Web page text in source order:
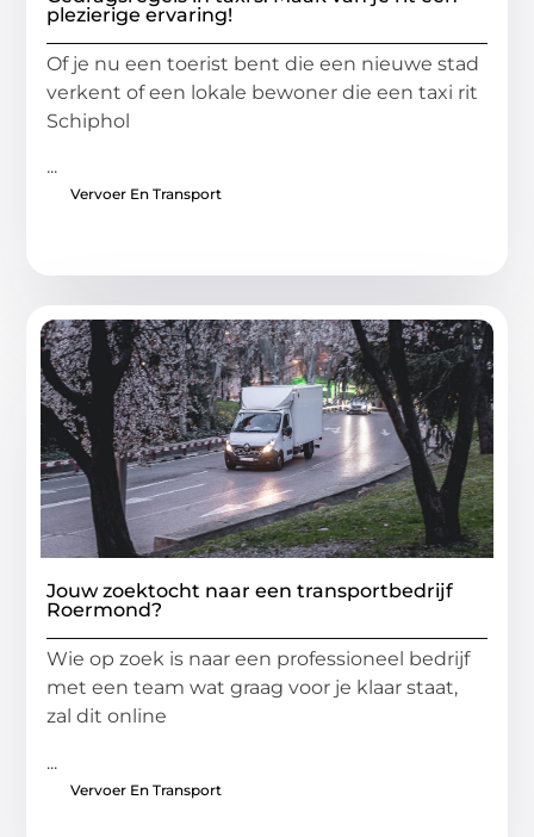
plezierige ervaring!
Of je nu een toerist bent die een nieuwe stad
verkent of een lokale bewoner die een taxi rit
Schiphol
...
Vervoer En Transport
Jouw zoektocht naar een transportbedrijf
Roermond?
Wie op zoek is naar een professioneel bedrijf
met een team wat graag voor je klaar staat,
zal dit online
...
Vervoer En Transport